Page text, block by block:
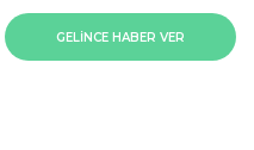
GELİNCE HABER VER